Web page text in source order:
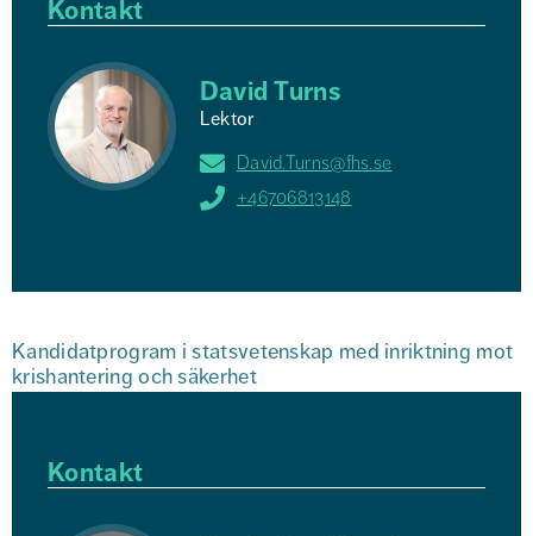
Kontakt
David Turns
Lektor
David.Turns@fhs.se
+46706813148
Kandidatprogram i statsvetenskap med inriktning mot
krishantering och säkerhet
Kontakt